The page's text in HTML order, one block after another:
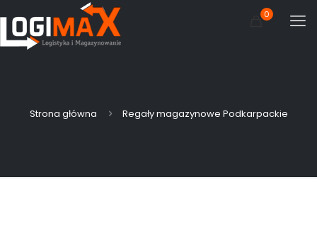
0
Strona główna Regały magazynowe Podkarpackie